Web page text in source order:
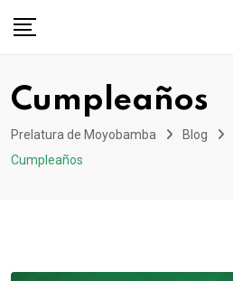
Cumpleaños
Prelatura de Moyobamba Blog
Cumpleaños